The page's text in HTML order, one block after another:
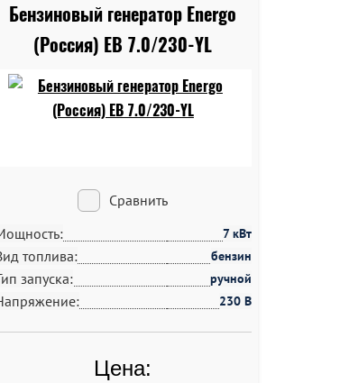
Бензиновый генератор Energo
(Россия) EB 7.0/230-YL
Сравнить
7 кВт
топлива: бензин
запуска: ручной
230 В
Цена: